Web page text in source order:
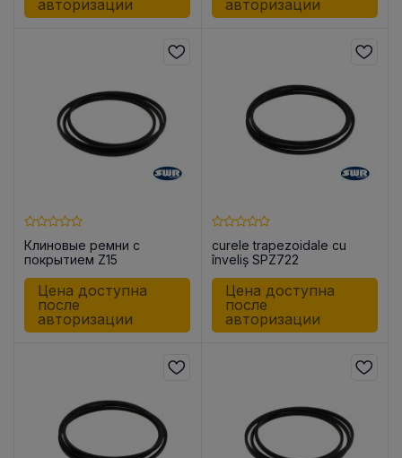
авторизации
авторизации
Клиновые ремни с
покрытием Z15
Цена доступна
после
авторизации
curele trapezoidale cu
înveliș SPZ722
Цена доступна
после
авторизации